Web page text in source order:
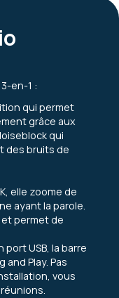
en-1 :
qui permet
grâce aux
qui
des bruits de
elle zoome de
ayant la parole.
et permet de
USB, la barre
Play. Pas
vous